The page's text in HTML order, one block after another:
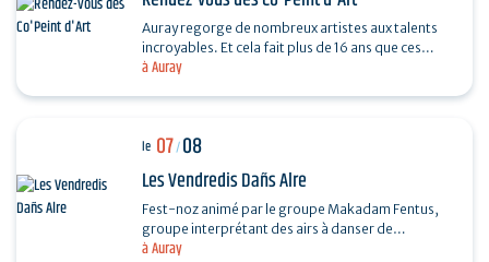
à Auray
Auray regorge de nombreux artistes aux talents
incroyables. Et cela fait plus de 16 ans que ces
derniers se réunissent tous les étés. Pour
à Auray
le 07/08
Les Vendredis Dañs Alre
Fest-noz animé par le groupe Makadam Fentus,
groupe interprétant des airs à danser de
Bretagne. Il propose des airs et des chants issus de